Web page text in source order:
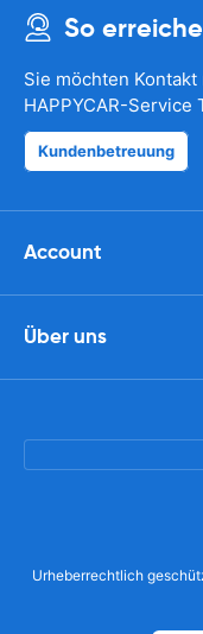
So
Sie möchten
HAPPYCAR-Service
Kundenbetreuung
Account
Über uns
Urheberrechtlich